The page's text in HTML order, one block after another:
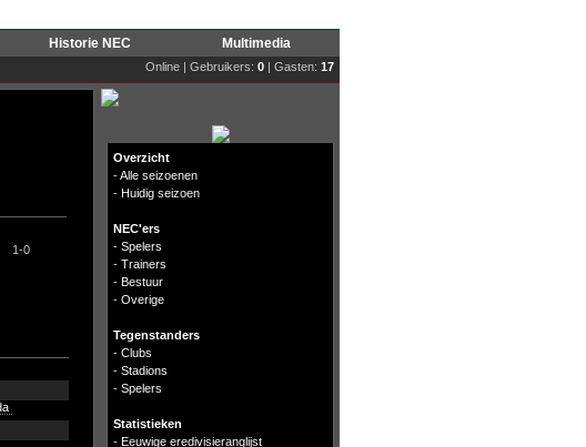
Historie NEC Multimedia
Online | Gebruikers: 0 | Gasten: 17
1-0
Overzicht
-Alle seizoenen
- Huidig seizoen
NEC'ers
- Spelers
- Trainers
- Bestuur
- Overige
Tegenstanders
- Clubs
- Stadions
- Spelers
Statistieken
- Eeuwige eredivisieranglijst